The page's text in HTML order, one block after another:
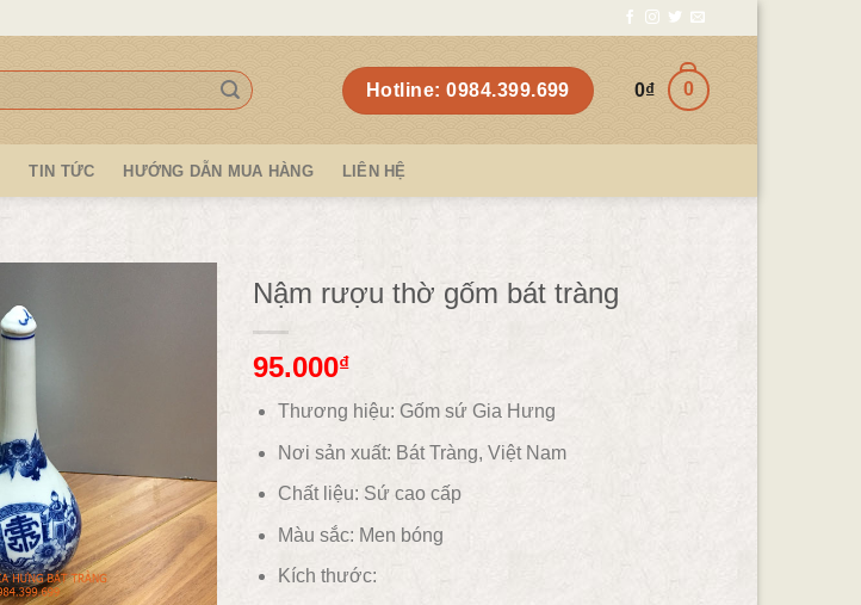
Hotline: 0984.399.699 0₫ 0
TIN TỨC HƯỚNG DẪN MUA HÀNG LIÊN HỆ
Nậm rượu thờ gốm bát tràng
95.000₫
Thương hiệu: Gốm sứ Gia Hưng
Nơi sản xuất: Bát Tràng, Việt Nam
Chất liệu: Sứ cao cấp
Màu sắc: Men bóng
Kích thước: